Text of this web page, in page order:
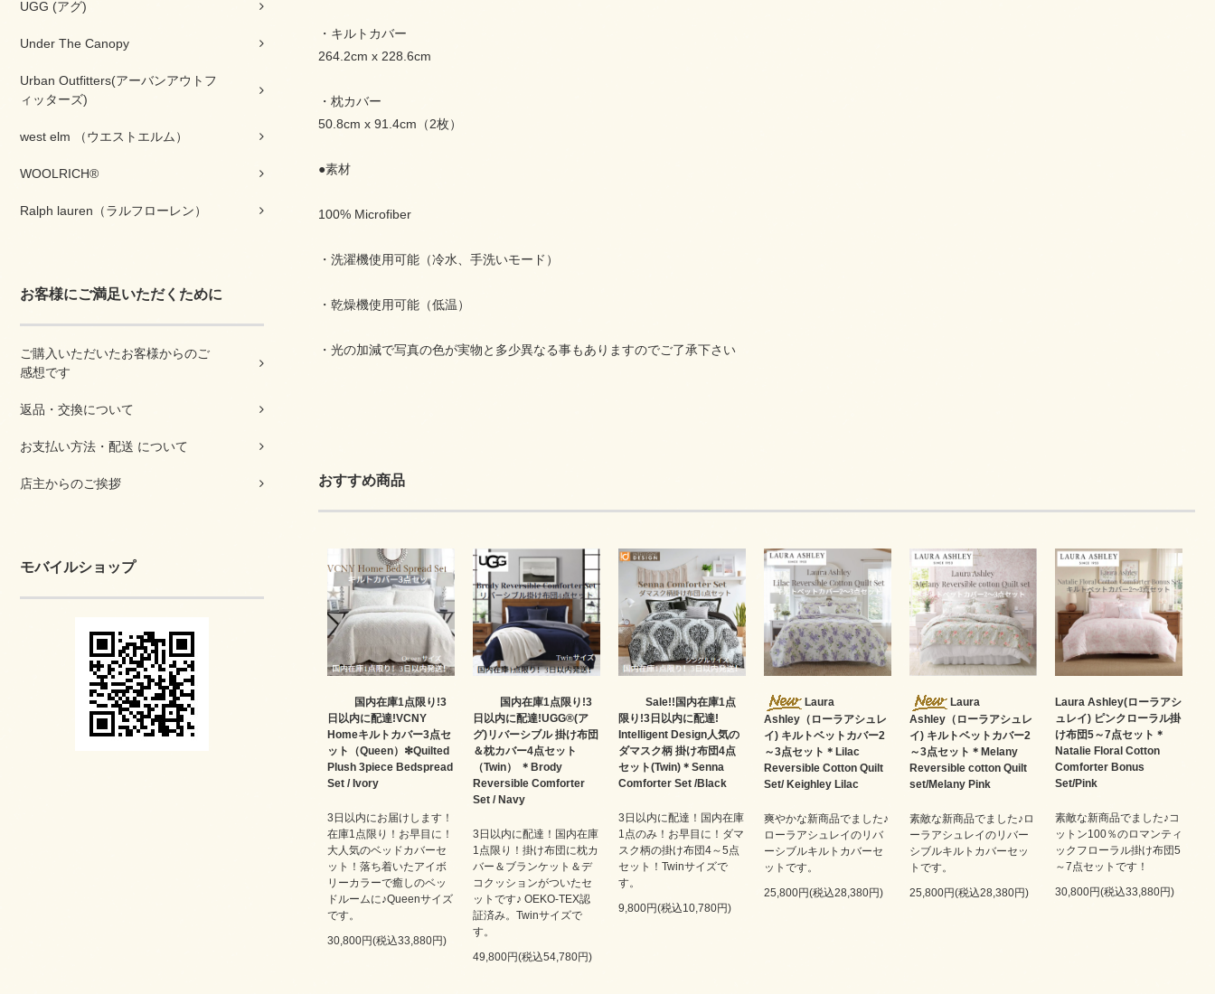
UGG (アグ)
Under The Canopy
Urban Outfitters(アーバンアウトフ
ィッターズ)
west elm （ウエストエルム）
WOOLRICH®
Ralph lauren（ラルフローレン）
お客様にご満足いただくために
ご購入いただいたお客様からのご
感想です
返品・交換について
お支払い方法・配送 について
店主からのご挨拶
モバイルショップ
・キルトカバー
264.2cm x 228.6cm
・枕カバー
50.8cm x 91.4cm（2枚）
●素材
100% Microfiber
・洗濯機使用可能（冷水、手洗いモード）
・乾燥機使用可能（低温）
・光の加減で写真の色が実物と多少異なる事もありますのでご了承下さい
おすすめ商品
国内在庫1点限り!3
日以内に配達!VCNY
Homeキルトカバー3点セ
ット（Queen）✻Quilted
Plush 3piece Bedspread
Set / Ivory
3日以内にお届けします！
在庫1点限り！お早目に！
大人気のベッドカバーセ
ット！落ち着いたアイボ
リーカラーで癒しのベッ
ドルームに♪Queenサイズ
です。
30,800円(税込33,880円)
国内在庫1点限り!3
日以内に配達!UGG®(ア
グ)リバーシブル 掛け布団
＆枕カバー4点セット
（Twin） ＊Brody
Reversible Comforter
Set / Navy
3日以内に配達！国内在庫
1点限り！掛け布団に枕カ
バー＆ブランケット＆デ
コクッションがついたセ
ットです♪ OEKO-TEX認
証済み。Twinサイズで
す。
49,800円(税込54,780円)
Sale!!国内在庫1点
限り!3日以内に配達!
Intelligent Design人気の
ダマスク柄 掛け布団4点
セット(Twin)＊Senna
Comforter Set /Black
3日以内に配達！国内在庫
1点のみ！お早目に！ダマ
スク柄の掛け布団4～5点
セット！Twinサイズで
す。
9,800円(税込10,780円)
Laura
Ashley（ローラアシュレ
イ) キルトベットカバー2
～3点セット＊Lilac
Reversible Cotton Quilt
Set/ Keighley Lilac
爽やかな新商品でました♪
ローラアシュレイのリバ
ーシブルキルトカバーセ
ットです。
25,800円(税込28,380円)
Laura
Ashley（ローラアシュレ
イ) キルトベットカバー2
～3点セット＊Melany
Reversible cotton Quilt
set/Melany Pink
素敵な新商品でました♪ロ
ーラアシュレイのリバー
シブルキルトカバーセッ
トです。
25,800円(税込28,380円)
Laura Ashley(ローラアシ
ュレイ) ピンクローラル掛
け布団5～7点セット＊
Natalie Floral Cotton
Comforter Bonus
Set/Pink
素敵な新商品でました♪コ
ットン100％のロマンティ
ックフローラル掛け布団5
～7点セットです！
30,800円(税込33,880円)